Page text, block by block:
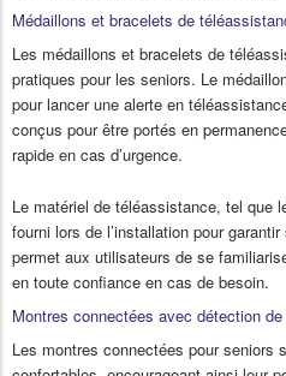
Médaillons et bracelets de
Les médaillons et bracelets de
pratiques pour les seniors. Le
pour lancer une alerte en
conçus pour être portés en
rapide en cas d’urgence.
Le matériel de téléassistance, tel que
fourni lors de l’installation pour
permet aux utilisateurs de se
en toute confiance en cas de besoin.
Montres connectées avec détection
Les montres connectées pour seniors